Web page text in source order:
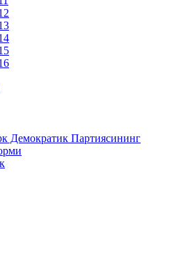
Демократик Партиясининг